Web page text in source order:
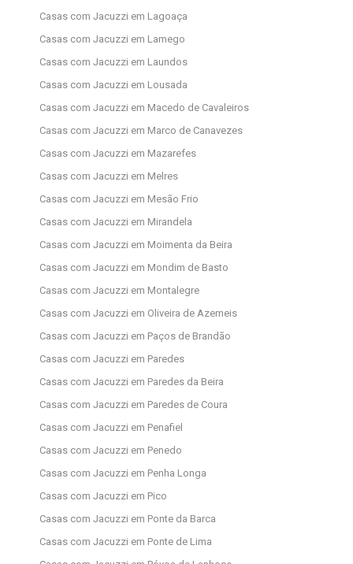
Casas com Jacuzzi em Lagoaça
Casas com Jacuzzi em Lamego
Casas com Jacuzzi em Laundos
Casas com Jacuzzi em Lousada
Casas com Jacuzzi em Macedo de Cavaleiros
Casas com Jacuzzi em Marco de Canavezes
Casas com Jacuzzi em Mazarefes
Casas com Jacuzzi em Melres
Casas com Jacuzzi em Mesão Frio
Casas com Jacuzzi em Mirandela
Casas com Jacuzzi em Moimenta da Beira
Casas com Jacuzzi em Mondim de Basto
Casas com Jacuzzi em Montalegre
Casas com Jacuzzi em Oliveira de Azemeis
Casas com Jacuzzi em Paços de Brandão
Casas com Jacuzzi em Paredes
Casas com Jacuzzi em Paredes da Beira
Casas com Jacuzzi em Paredes de Coura
Casas com Jacuzzi em Penafiel
Casas com Jacuzzi em Penedo
Casas com Jacuzzi em Penha Longa
Casas com Jacuzzi em Pico
Casas com Jacuzzi em Ponte da Barca
Casas com Jacuzzi em Ponte de Lima